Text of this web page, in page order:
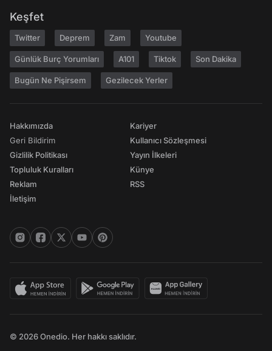
Keşfet
Twitter Deprem Zam Youtube
Günlük Burç Yorumları A101 Tiktok Son Dakika
Bugün Ne Pişirsem Gezilecek Yerler
Hakkımızda
Geri Bildirim
Gizlilik Politikası
Topluluk Kuralları
Reklam
İletişim
Kariyer
Kullanıcı Sözleşmesi
Yayın İlkeleri
Künye
RSS
© 2026 Onedio. Her hakkı saklıdır.